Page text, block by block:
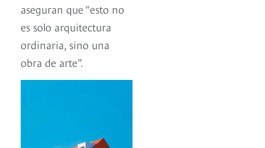
aseguran que “esto no
es solo arquitectura
ordinaria, sino una
obra de arte”.